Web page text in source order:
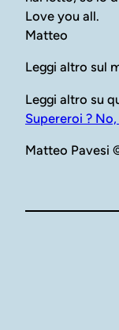
Love you all.
Matteo
Leggi altro sul
Leggi altro su
Supereroi ?
Matteo Pavesi